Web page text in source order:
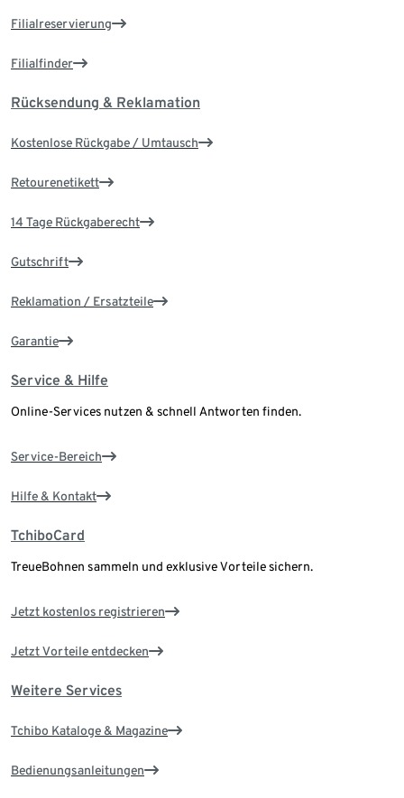
Filialreservierung
Filialfinder
Rücksendung & Reklamation
Kostenlose Rückgabe / Umtausch
Retourenetikett
14 Tage Rückgaberecht
Gutschrift
Reklamation / Ersatzteile
Garantie
Service & Hilfe
Online-Services nutzen & schnell Antworten finden.
Service-Bereich
Hilfe & Kontakt
TchiboCard
TreueBohnen sammeln und exklusive Vorteile sichern.
Jetzt kostenlos registrieren
Jetzt Vorteile entdecken
Weitere Services
Tchibo Kataloge & Magazine
Bedienungsanleitungen